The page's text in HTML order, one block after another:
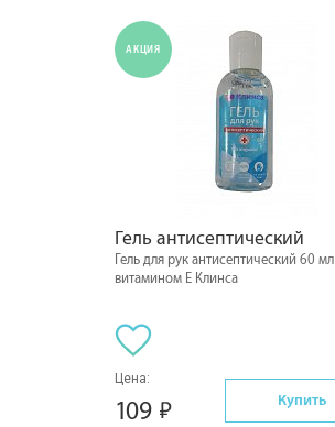
АКЦИЯ
Гель антисептический
Гель для рук антисептический 60 мл
витамином Е Клинса
Цена:
109 Купить